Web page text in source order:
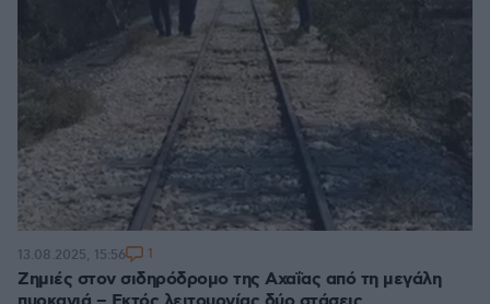
Ζημιές στον σιδηρόδρομο της Αχαΐας από τη μεγάλη
13.08.2025, 15:56 1